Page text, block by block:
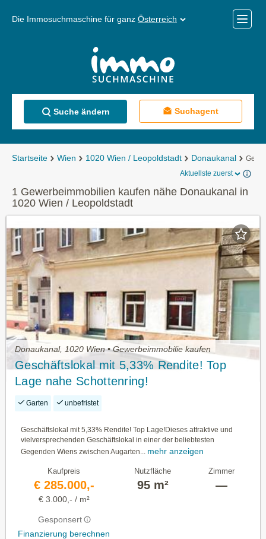
Die Immosuchmaschine für ganz Österreich
Menü
Suche ändern Suchagent
Startseite Wien 1020 Wien / Leopoldstadt Donaukanal
Aktuellste zuerst
1 Gewerbeimmobilien kaufen nähe Donaukanal in
1020 Wien / Leopoldstadt
Donaukanal, 1020 Wien • Gewerbeimmobilie kaufen
Geschäftslokal mit 5,33% Rendite! Top
Lage nahe Schottenring!
Garten unbefristet
Geschäftslokal mit 5,33% Rendite! Top Lage!Dieses attraktive und
vielversprechenden Geschäftslokal in einer der beliebtesten
Gegenden Wiens zwischen Augarten...
mehr anzeigen
Kaufpreis
€ 285.000,-
€ 3.000,- / m²
Gesponsert
Finanzierung berechnen
Nutzfläche
95 m²
Zimmer
—